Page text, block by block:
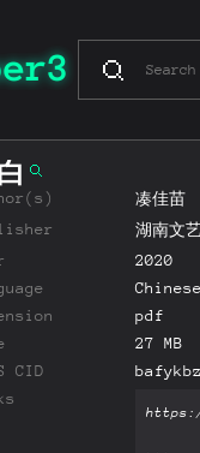
凑佳苗
湖南文
2020
Chinese
pdf
27 MB
CID